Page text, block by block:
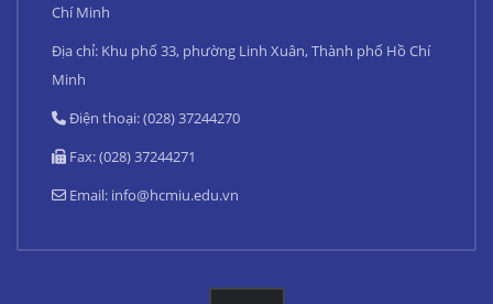
Chí Minh
Địa chỉ: Khu phố 33, phường Linh Xuân, Thành phố Hồ Chí
Minh
Điện thoại: (028) 37244270
Fax: (028) 37244271
Email: info@hcmiu.edu.vn